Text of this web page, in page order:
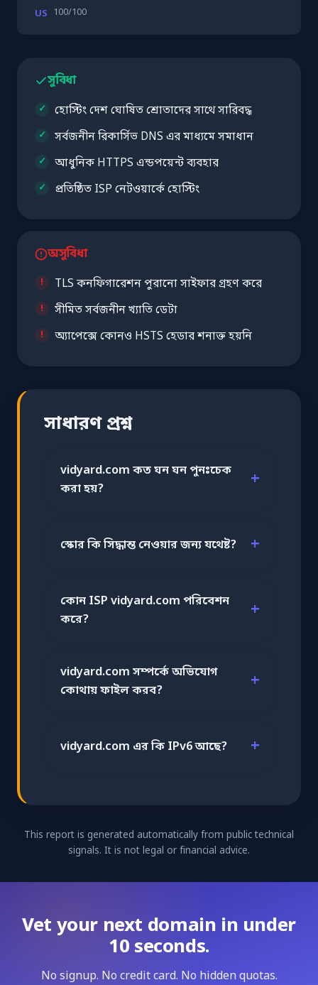
US 100/100
সুবিধা
হোস্টিং দেশ ঘোষিত শ্রোতাদের সাথে সারিবদ্ধ
সর্বজনীন রিকার্সিভ DNS এর মাধ্যমে সমাধান
আধুনিক HTTPS এন্ডপয়েন্ট ব্যবহার
প্রতিষ্ঠিত ISP নেটওয়ার্কে হোস্টিং
অসুবিধা
TLS কনফিগারেশন পুরানো সাইফার গ্রহণ করে
সীমিত সর্বজনীন খ্যাতি ডেটা
অ্যাপেক্সে কোনও HSTS হেডার শনাক্ত হয়নি
সাধারণ প্রশ্ন
vidyard.com কত ঘন ঘন পুনঃচেক
করা হয়?
স্কোর কি সিদ্ধান্ত নেওয়ার জন্য যথেষ্ট?
কোন ISP vidyard.com পরিবেশন
করে?
vidyard.com সম্পর্কে অভিযোগ
কোথায় ফাইল করব?
vidyard.com এর কি IPv6 আছে?
This report is generated automatically from public technical
signals. It is not legal or financial advice.
Vet your next domain in under
10 seconds.
No signup. No credit card. No hidden quotas.